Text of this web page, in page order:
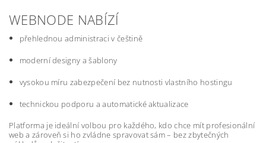
WEBNODE NABÍZÍ
přehlednou administraci v češtině
moderní designy a šablony
vysokou míru zabezpečení bez nutnosti vlastního hostingu
technickou podporu a automatické aktualizace
Platforma je ideální volbou pro každého, kdo chce mít profesionální
web a zároveň si ho zvládne spravovat sám – bez zbytečných